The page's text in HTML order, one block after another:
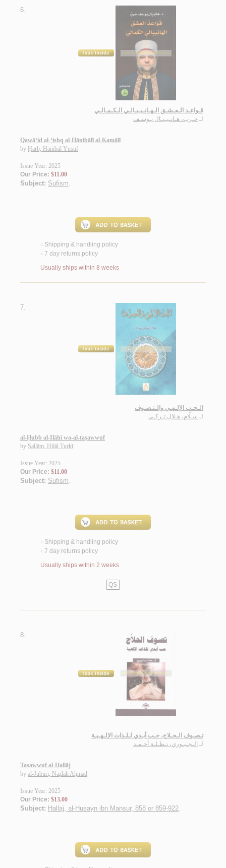
6.
قـواعـد الـعـشـق الـهـانـيـبـالـي الـكـمـالـي
لـ حـرب، هـانـيـبـال يـوسـف
Qawā‘id al-‘ishq al-Hānībālī al-Kamālī
by Ḥarb, Hānībāl Yūsuf
Issue Year: 2025
Our Price: $11.00
Subject: Sufism.
< Shipping & handling policy
< 7 day returns policy
Usually ships within 8 weeks
7.
الـحـب الإلـهـي والـتـصـوف
لـ سـلّام، هـلال تـركـي
al-Ḥubb al-Ilāhī wa-al-taṣawwuf
by Sallām, Hilāl Turkī
Issue Year: 2025
Our Price: $11.00
Subject: Sufism.
< Shipping & handling policy
< 7 day returns policy
Usually ships within 2 weeks
QS
8.
تـصـوف الـحـلاج، حـب أبـدي لـلـذات الإلـهـيـة
لـ الـجـبـوري، نـظـلـة أحـمـد
Taṣawwuf al-Ḥallāj
by al-Jubūrī, Naẓlah Aḥmad
Issue Year: 2025
Our Price: $13.00
Subject: Hallaj, al-Husayn ibn Mansur, 858 or 859-922.